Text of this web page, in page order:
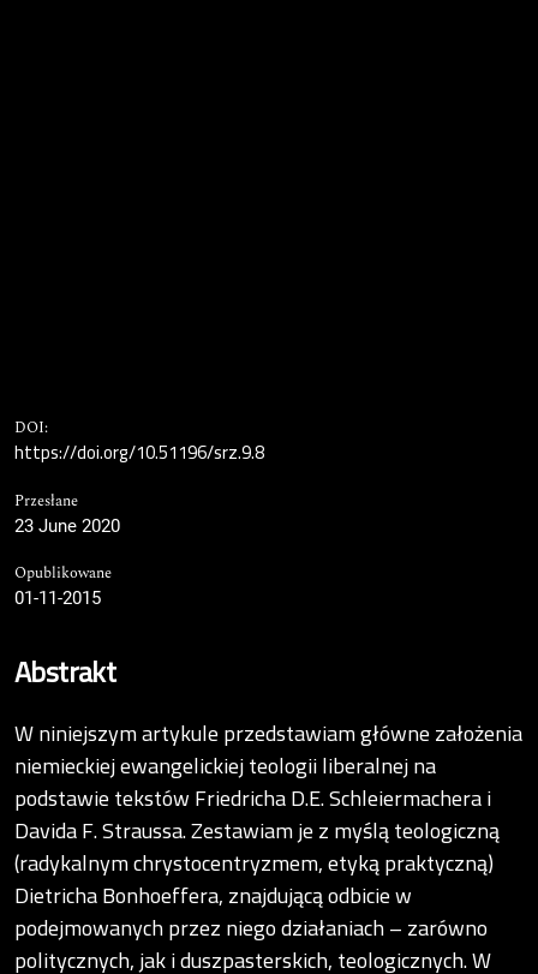
DOI:
https://doi.org/10.51196/srz.9.8
Przesłane
23 June 2020
Opublikowane
01-11-2015
Abstrakt
W niniejszym artykule przedstawiam główne założenia
niemieckiej ewangelickiej teologii liberalnej na
podstawie tekstów Friedricha D.E. Schleiermachera i
Davida F. Straussa. Zestawiam je z myślą teologiczną
(radykalnym chrystocentryzmem, etyką praktyczną)
Dietricha Bonhoeffera, znajdującą odbicie w
podejmowanych przez niego działaniach – zarówno
politycznych, jak i duszpasterskich, teologicznych. W